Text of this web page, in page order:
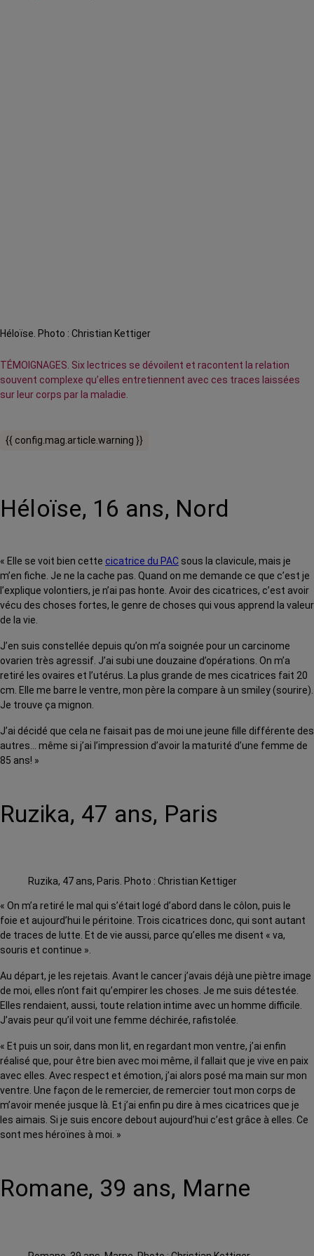
Héloïse. Photo : Christian Kettiger
TÉMOIGNAGES. Six lectrices se dévoilent et racontent la relation
souvent complexe qu’elles entretiennent avec ces traces laissées
sur leur corps par la maladie.
{{ config.mag.article.warning }}
Héloïse, 16 ans, Nord
« Elle se voit bien cette cicatrice du PAC sous la clavicule, mais je
m’en fiche. Je ne la cache pas. Quand on me demande ce que c’est je
l’explique volontiers, je n’ai pas honte. Avoir des cicatrices, c’est avoir
vécu des choses fortes, le genre de choses qui vous apprend la valeur
de la vie.
J’en suis constellée depuis qu’on m’a soignée pour un carcinome
ovarien très agressif. J’ai subi une douzaine d’opérations. On m’a
retiré les ovaires et l’utérus. La plus grande de mes cicatrices fait 20
cm. Elle me barre le ventre, mon père la compare à un smiley (sourire).
Je trouve ça mignon.
J’ai décidé que cela ne faisait pas de moi une jeune fille différente des
autres… même si j’ai l’impression d’avoir la maturité d’une femme de
85 ans! »
Ruzika, 47 ans, Paris
Ruzika, 47 ans, Paris. Photo : Christian Kettiger
« On m’a retiré le mal qui s’était logé d’abord dans le côlon, puis le
foie et aujourd’hui le péritoine. Trois cicatrices donc, qui sont autant
de traces de lutte. Et de vie aussi, parce qu’elles me disent « va,
souris et continue ».
Au départ, je les rejetais. Avant le cancer j’avais déjà une piètre image
de moi, elles n’ont fait qu’empirer les choses. Je me suis détestée.
Elles rendaient, aussi, toute relation intime avec un homme difficile.
J’avais peur qu’il voit une femme déchirée, rafistolée.
« Et puis un soir, dans mon lit, en regardant mon ventre, j’ai enfin
réalisé que, pour être bien avec moi même, il fallait que je vive en paix
avec elles. Avec respect et émotion, j’ai alors posé ma main sur mon
ventre. Une façon de le remercier, de remercier tout mon corps de
m’avoir menée jusque là. Et j’ai enfin pu dire à mes cicatrices que je
les aimais. Si je suis encore debout aujourd’hui c’est grâce à elles. Ce
sont mes héroïnes à moi. »
Romane, 39 ans, Marne